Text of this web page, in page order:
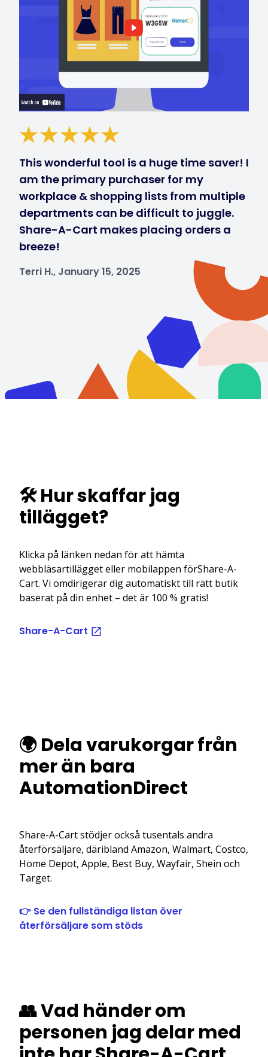
This wonderful tool is a huge time saver! I
am the primary purchaser for my
workplace & shopping lists from multiple
departments can be difficult to juggle.
Share-A-Cart makes placing orders a
breeze!
Terri H., January 15, 2025
🛠️ Hur skaffar jag
tillägget?
Klicka på länken nedan för att hämta
webbläsartillägget eller mobilappen förShare-A-
Cart. Vi omdirigerar dig automatiskt till rätt butik
baserat på din enhet – det är 100 % gratis!
Share-A-Cart
🌍 Dela varukorgar från
mer än bara
AutomationDirect
Share-A-Cart stödjer också tusentals andra
återförsäljare, däribland Amazon, Walmart, Costco,
Home Depot, Apple, Best Buy, Wayfair, Shein och
Target.
👉 Se den fullständiga listan över
återförsäljare som stöds
👥 Vad händer om
personen jag delar med